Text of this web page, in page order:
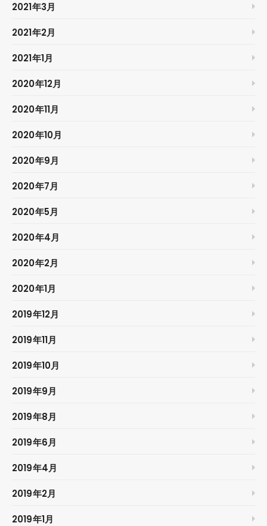
2021年3月
2021年2月
2021年1月
2020年12月
2020年11月
2020年10月
2020年9月
2020年7月
2020年5月
2020年4月
2020年2月
2020年1月
2019年12月
2019年11月
2019年10月
2019年9月
2019年8月
2019年6月
2019年4月
2019年2月
2019年1月